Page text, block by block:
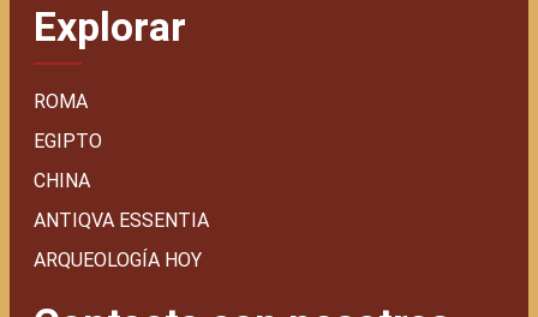
Explorar
ROMA
EGIPTO
CHINA
ANTIQVA ESSENTIA
ARQUEOLOGÍA HOY